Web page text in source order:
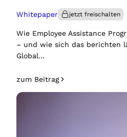
Whitepaper
Wie Employee Assistance
– und wie sich das berichten
Global…
zum Beitrag